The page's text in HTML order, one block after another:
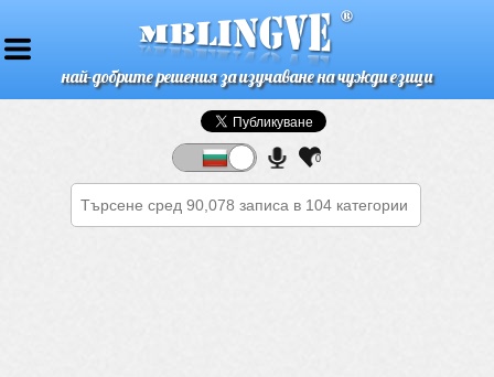
най-добрите решения за изучаване на чужди езици
0